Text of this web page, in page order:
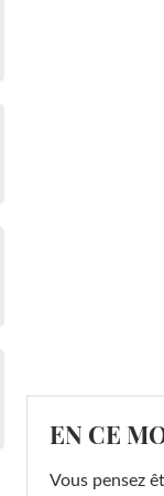
EN CE
Vous pensez